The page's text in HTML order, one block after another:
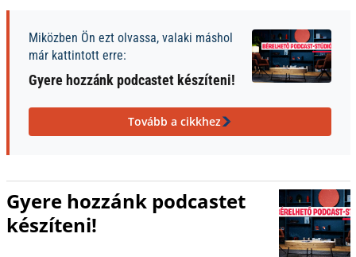
Miközben Ön ezt olvassa, valaki máshol
már kattintott erre:
Gyere hozzánk podcastet készíteni!
Tovább a cikkhez
Gyere hozzánk podcastet
készíteni!